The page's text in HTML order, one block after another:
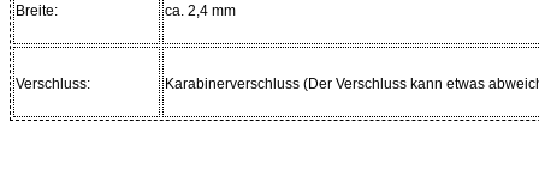
Breite: ca. 2,4 mm
Verschluss: Karabinerverschluss (Der Verschluss kann etwas